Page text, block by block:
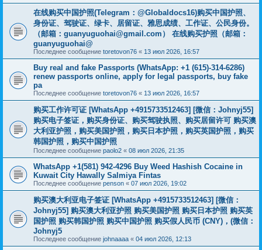
在线购买中国护照(Telegram：@Globaldocs16)购买中国护照、
身份证、驾驶证、绿卡、居留证、雅思成绩、工作证、公民身份。
（邮箱： guanyuguohai@gmail.com ） 在线购买护照（邮箱：
guanyuguohai@
Последнее сообщение toretovon76 « 13 июл 2026, 16:57
Buy real and fake Passports (WhatsApp: +1 (615)-314-6286)
renew passports online, apply for legal passports, buy fake
pa
Последнее сообщение toretovon76 « 13 июл 2026, 16:57
购买工作许可证 [WhatsApp +4915733512463] [微信：Johnyj55]
购买电子签证，购买身份证、购买驾驶执照、购买居留许可 购买澳
大利亚护照，购买美国护照，购买日本护照，购买英国护照，购买
韩国护照，购买中国护照
Последнее сообщение paolo2 « 08 июл 2026, 21:35
WhatsApp +1(581) 942-4296 Buy Weed Hashish Cocaine in
Kuwait City Hawally Salmiya Fintas
Последнее сообщение penson « 07 июл 2026, 19:02
购买澳大利亚电子签证 [WhatsApp +4915733512463] [微信：
Johnyj55] 购买澳大利亚护照 购买美国护照 购买日本护照 购买英
国护照 购买韩国护照 购买中国护照 购买假人民币 (CNY)，(微信：
Johnyj5
Последнее сообщение johnaaaa « 04 июл 2026, 12:13